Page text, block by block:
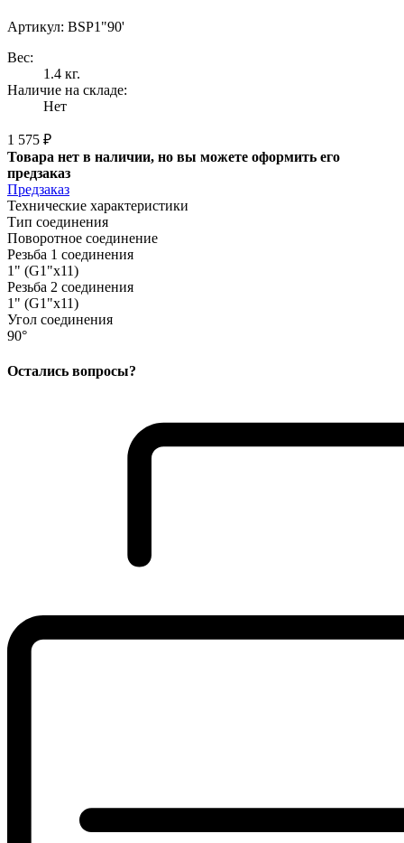
Артикул: BSP1"90'
Вес:
1.4 кг.
Наличие на складе:
Нет
1 575 ₽
Товара нет в наличии, но вы можете оформить его
предзаказ
Предзаказ
Технические характеристики
Тип соединения
Поворотное соединение
Резьба 1 соединения
1" (G1"x11)
Резьба 2 соединения
1" (G1"x11)
Угол соединения
90°
Остались вопросы?